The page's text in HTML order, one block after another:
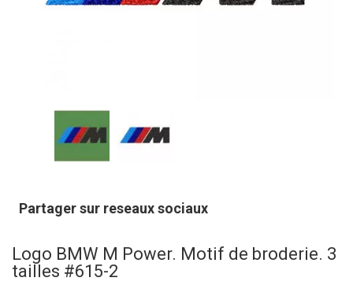
Partager sur reseaux sociaux
Logo BMW M Power. Motif de broderie. 3
tailles #615-2